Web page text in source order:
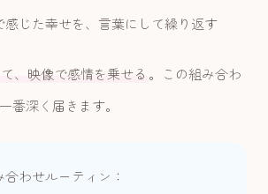
感じた幸せを、言葉にして繰り返す
、映像で感情を乗せる 。この組み合わ
番深く届きます。
わせルーティン：